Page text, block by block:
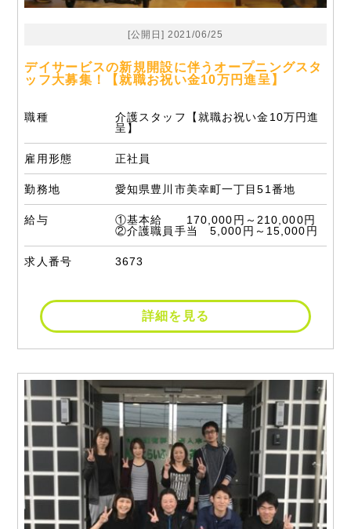
[公開日] 2021/06/25
デイサービスの新規開設に伴うオープニングスタ
ッフ大募集！【就職お祝い金10万円進呈】
職種
介護スタッフ【就職お祝い金10万円進
呈】
雇用形態 正社員
勤務地 愛知県豊川市美幸町一丁目51番地
給与
①基本給 170,000円～210,000円
②介護職員手当 5,000円～15,000円
求人番号 3673
詳細を見る